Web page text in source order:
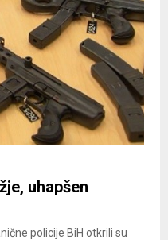
uhapšen
policije BiH otkrili su